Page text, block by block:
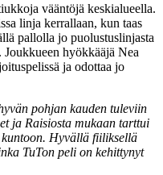
vääntöjä keskialueella.
linja kerrallaan, kun taas
pallolla jo puolustuslinjasta
hyökkääjä Nea
ja odottaa jo
pohjan kauden tuleviin
ja Raisiosta mukaan tarttui
Hyvällä fiiliksellä
TuTon peli on kehittynyt